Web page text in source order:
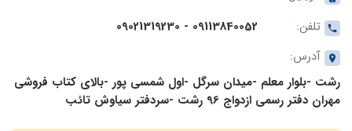
تلفن:
09113840052 - 09021319230
آدرس:
رشت -بلوار معلم -میدان سرگل -اول شمسی پور -بالای کتاب فروشی
مهران دفتر رسمی ازدواج 96 رشت -سردفتر سیاوش تائب